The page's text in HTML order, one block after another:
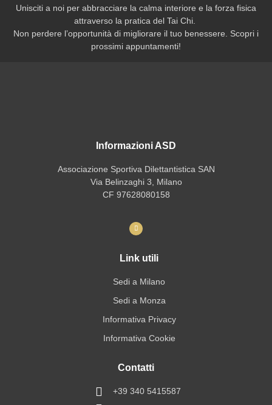
Unisciti a noi per abbracciare la calma interiore e la forza fisica
attraverso la pratica del Tai Chi.
Non perdere l’opportunità di migliorare il tuo benessere. Scopri i
prossimi appuntamenti!
Informazioni ASD
Associazione Sportiva Dilettantistica SAN
Via Belinzaghi 3, Milano
CF 97628080158
Link utili
Sedi a Milano
Sedi a Monza
Informativa Privacy
Informativa Cookie
Contatti
+39 340 5415587